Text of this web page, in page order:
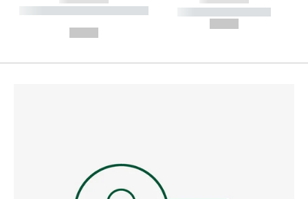
----------- ----------- --------
----------- -----------